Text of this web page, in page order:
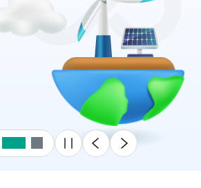
메인배너 슬라이드 롤링 멈춤
이전 다음